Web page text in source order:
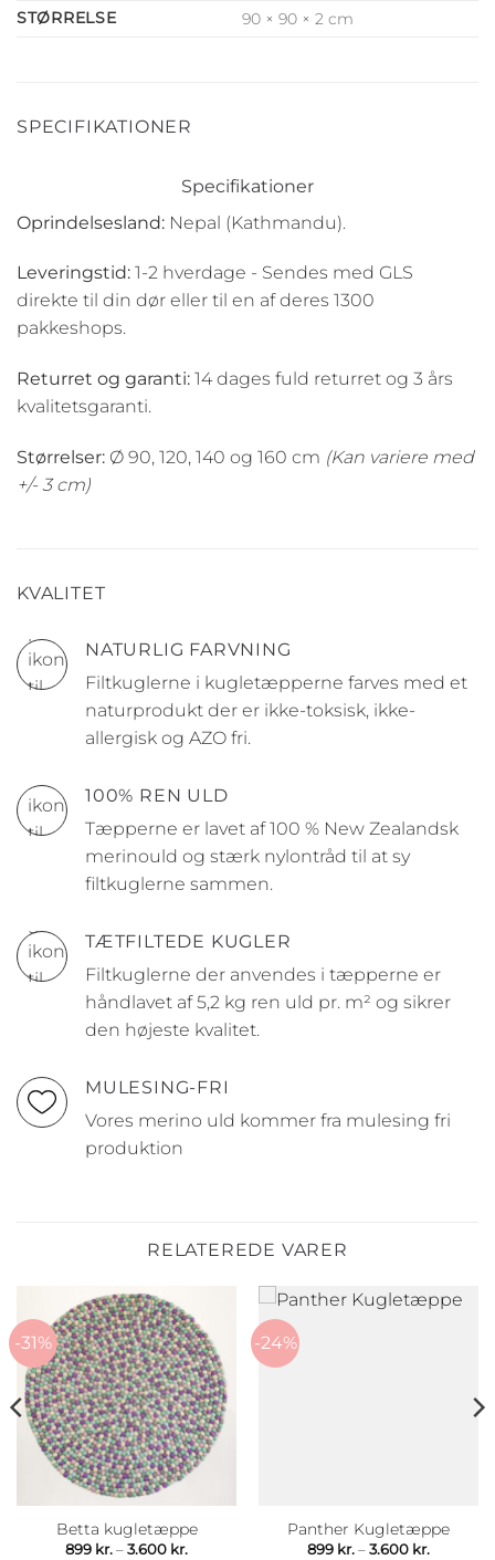
STØRRELSE 90 × 90 × 2 cm
SPECIFIKATIONER
Specifikationer
Oprindelsesland: Nepal (Kathmandu).
Leveringstid: 1-2 hverdage - Sendes med GLS
direkte til din dør eller til en af deres 1300
pakkeshops.
Returret og garanti: 14 dages fuld returret og 3 års
kvalitetsgaranti.
Størrelser: Ø 90, 120, 140 og 160 cm (Kan variere med
+/- 3 cm)
KVALITET
NATURLIG FARVNING
Filtkuglerne i kugletæpperne farves med et
naturprodukt der er ikke-toksisk, ikke-
allergisk og AZO fri.
100% REN ULD
Tæpperne er lavet af 100 % New Zealandsk
merinould og stærk nylontråd til at sy
filtkuglerne sammen.
TÆTFILTEDE KUGLER
Filtkuglerne der anvendes i tæpperne er
håndlavet af 5,2 kg ren uld pr. m² og sikrer
den højeste kvalitet.
MULESING-FRI
Vores merino uld kommer fra mulesing fri
produktion
RELATEREDE VARER
-31%
Betta kugletæppe
899 kr.–3.600 kr.Prisinterval:
-24%
Panther Kugletæppe
899 kr.–3.600 kr.